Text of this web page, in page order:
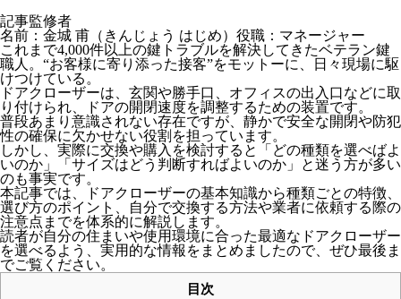
記事監修者
名前：金城 甫 （きんじょう はじめ） 役職：マネージャー
これまで4,000件以上の鍵トラブルを解決してきたベテラン鍵
職人。“お客様に寄り添った接客”をモットーに、日々現場に駆
けつけている。
ドアクローザーは、玄関や勝手口、オフィスの出入口などに取
り付けられ、ドアの開閉速度を調整するための装置です。
普段あまり意識されない存在ですが、静かで安全な開閉や防犯
性の確保に欠かせない役割を担っています。
しかし、実際に交換や購入を検討すると「どの種類を選べばよ
いのか」「サイズはどう判断すればよいのか」と迷う方が多い
のも事実です。
本記事では、ドアクローザーの基本知識から種類ごとの特徴、
選び方のポイント、自分で交換する方法や業者に依頼する際の
注意点までを体系的に解説します。
読者が自分の住まいや使用環境に合った最適なドアクローザー
を選べるよう、実用的な情報をまとめましたので、ぜひ最後ま
でご覧ください。
目次